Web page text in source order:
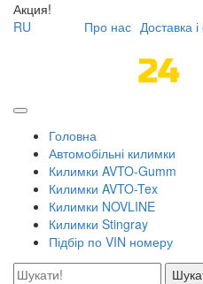
Акция!
RU
Про нас Доставка
Головна
Автомобільні килимки
Килимки AVTO-Gumm
Килимки AVTO-Tex
Килимки NOVLINE
Килимки Stingray
Підбір по VIN номеру